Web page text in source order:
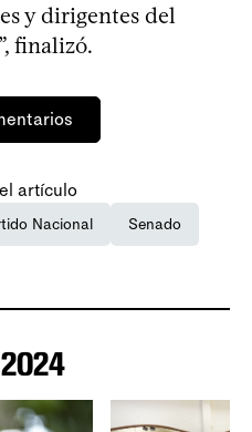
y dirigentes del
finalizó.
artículo
Nacional Senado